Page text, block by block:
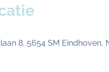
8, 5654 SM Eindhoven,